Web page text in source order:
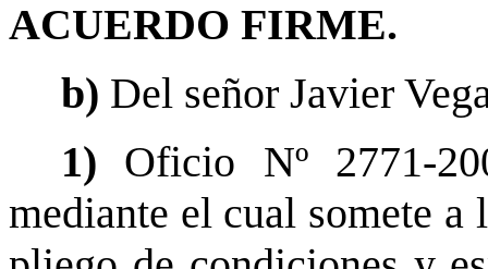
ACUERDO FIRME.
b) Del señor Javier
1) Oficio Nº 2771-
mediante el cual somete a